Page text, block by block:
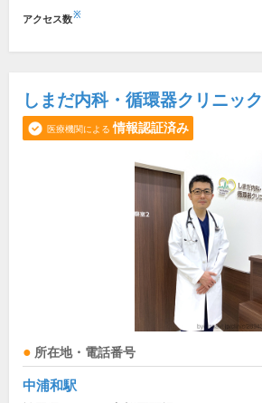
アクセス数※
しまだ内科・循環器クリニック
医療機関による 情報認証済み
所在地・電話番号
中浦和駅